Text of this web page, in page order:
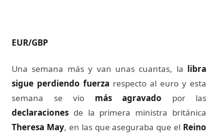
EUR/GBP
Una semana más y van unas cuantas, la libra
sigue perdiendo fuerza respecto al euro y esta
semana se vio más agravado por las
declaraciones de la primera ministra británica
Theresa May, en las que aseguraba que el Reino